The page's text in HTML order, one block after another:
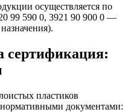
осуществляется по
99 590 0, 3921 90 900 0 —
сертификация:
пластиков
документами: